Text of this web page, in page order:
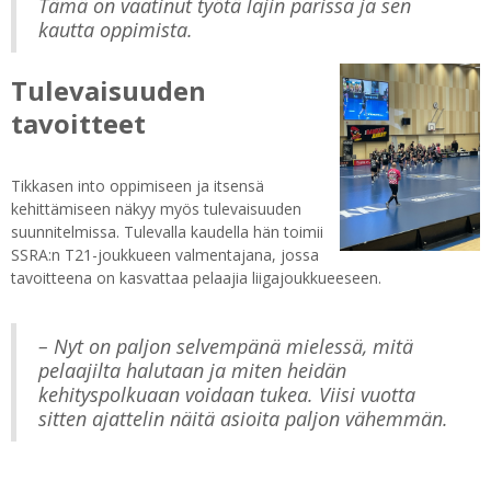
Tämä on vaatinut työtä lajin parissa ja sen
kautta oppimista.
Tulevaisuuden
tavoitteet
Tikkasen into oppimiseen ja itsensä
kehittämiseen näkyy myös tulevaisuuden
suunnitelmissa. Tulevalla kaudella hän toimii
SSRA:n T21-joukkueen valmentajana, jossa
tavoitteena on kasvattaa pelaajia liigajoukkueeseen.
– Nyt on paljon selvempänä mielessä, mitä
pelaajilta halutaan ja miten heidän
kehityspolkuaan voidaan tukea. Viisi vuotta
sitten ajattelin näitä asioita paljon vähemmän.